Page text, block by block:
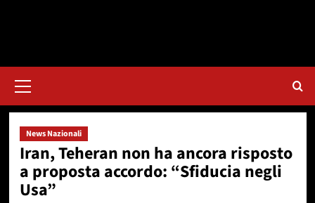
principale
News Nazionali
Iran, Teheran non ha ancora risposto
a proposta accordo: “Sfiducia negli
Usa”